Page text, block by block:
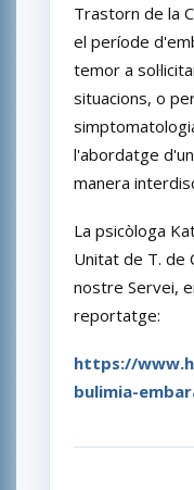
Trastorn de la
el període
temor a
situacions, o
l'abordatge
manera
La psicòloga
Unitat de T. de
nostre Servei,
reportatge:
https://
bulimia-